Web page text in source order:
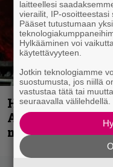
Hellsinki Metal
Accept,
muita
laitteellesi
vierailit, IP-osoitteestasi
Pääset tutustumaan
Hylkääminen voi
käytettävyyteen.
Jotkin teknologiamme
suostumusta, jos niillä
vastustaa tätä tai
seuraavalla välilehdellä.